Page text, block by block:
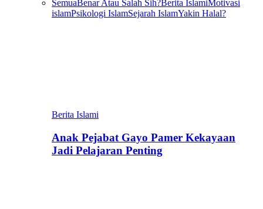
SemuaBenar Atau Salah Sih?Berita IslamiMotivasi
islamPsikologi IslamSejarah IslamYakin Halal?
Berita Islami
Anak Pejabat Gayo Pamer Kekayaan
Jadi Pelajaran Penting